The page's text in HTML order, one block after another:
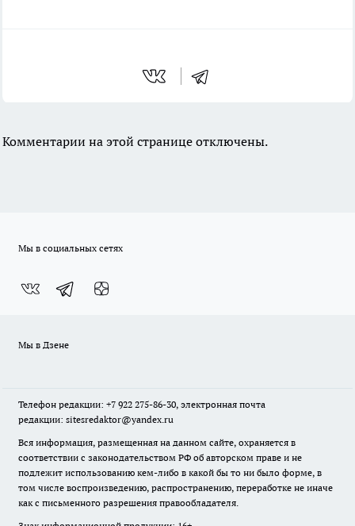
Комментарии на этой странице отключены.
Мы в социальных сетях
Мы в Дзене
Телефон редакции: +7 922 275-86-30, электронная почта
редакции: sitesredaktor@yandex.ru
Вся информация, размещенная на данном сайте, охраняется в
соответствии с законодательством РФ об авторском праве и не
подлежит использованию кем-либо в какой бы то ни было форме, в
том числе воспроизведению, распространению, переработке не иначе
как с письменного разрешения правообладателя.